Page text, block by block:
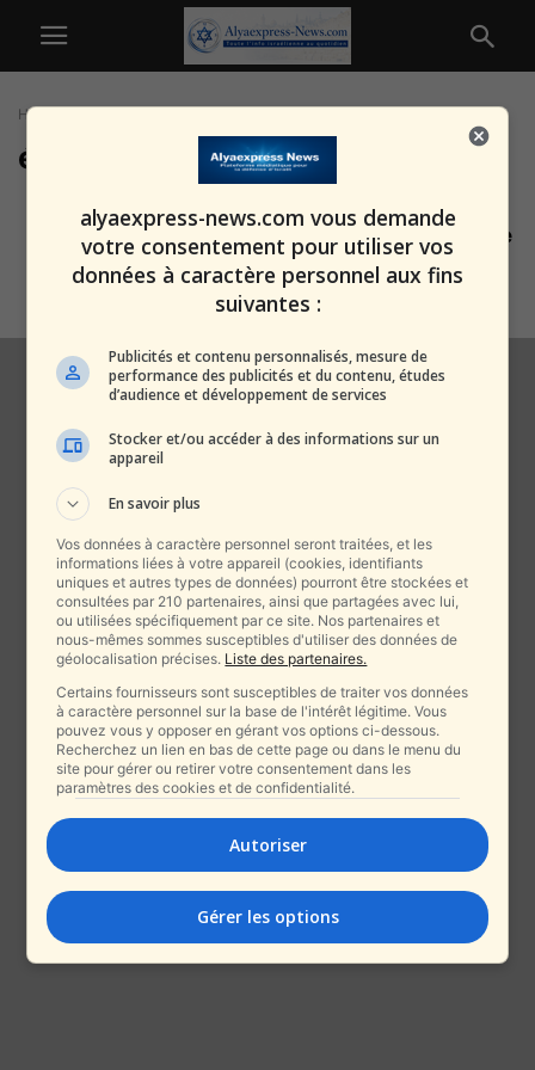
Home
éducation spécialisée
Un enfant est rentré d’un jardin
d’éducation spécialisée avec une
pancarte...
alxprss_sab
alyaexpress-news.com vous demande
votre consentement pour utiliser vos
données à caractère personnel aux fins
suivantes :
Publicités et contenu personnalisés, mesure de
performance des publicités et du contenu, études
d’audience et développement de services
Stocker et/ou accéder à des informations sur un
appareil
En savoir plus
Vos données à caractère personnel seront traitées, et les
informations liées à votre appareil (cookies, identifiants
uniques et autres types de données) pourront être stockées et
consultées par 210 partenaires, ainsi que partagées avec lui,
ou utilisées spécifiquement par ce site. Nos partenaires et
nous-mêmes sommes susceptibles d'utiliser des données de
géolocalisation précises. Liste des partenaires.
Certains fournisseurs sont susceptibles de traiter vos données
à caractère personnel sur la base de l'intérêt légitime. Vous
pouvez vous y opposer en gérant vos options ci-dessous.
Recherchez un lien en bas de cette page ou dans le menu du
site pour gérer ou retirer votre consentement dans les
paramètres des cookies et de confidentialité.
Autoriser
Gérer les options